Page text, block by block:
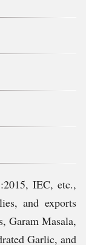
IEC, etc.,
and exports
Garam Masala,
Garlic, and